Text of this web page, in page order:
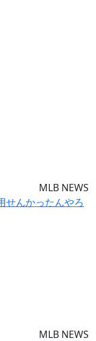
MLB NEWS
せんかったんやろ
MLB NEWS